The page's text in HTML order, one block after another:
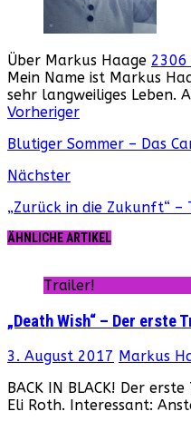
Über Markus Haage
Mein Name ist Markus
sehr langweiliges Leben.
Webseite
Facebook
Instagram
YouTube
Vorheriger
Blutiger Sommer – Das
Nächster
„Zurück in die Zukunft“
ÄHNLICHE ARTIKEL
Trailer!
„Death Wish“ – Der erste
3. August 2017 Markus
BACK IN BLACK! Der
Eli Roth. Interessant: